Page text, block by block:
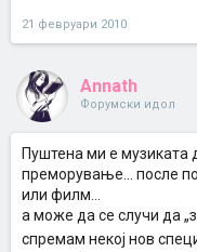
21 февруари 2010
Annath
Форумски идол
Пуштена ми е
преморување... после
или филм...
а може да се случи да
спремам некој нов